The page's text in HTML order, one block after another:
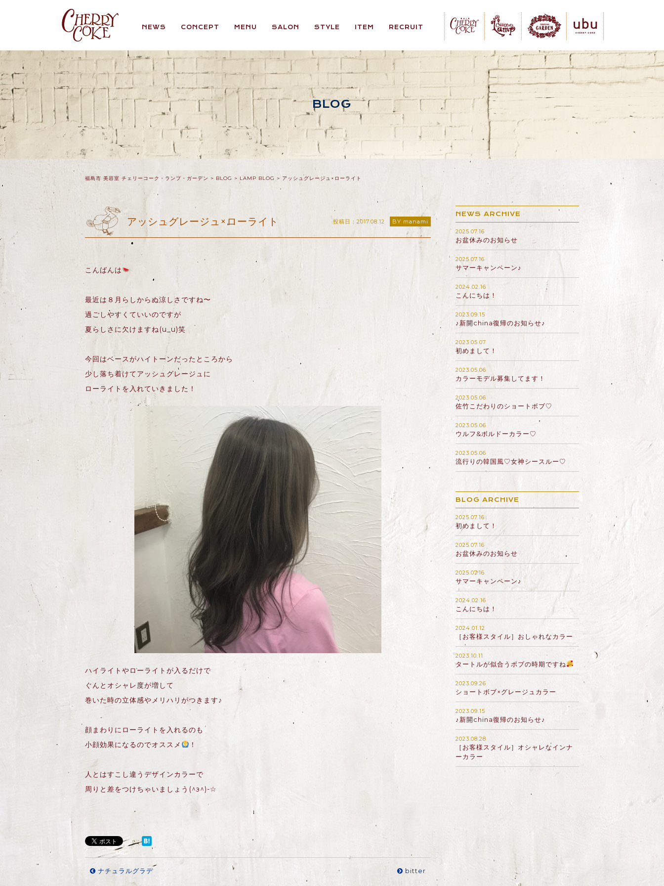
NEWS CONCEPT MENU SALON STYLE ITEM RECRUIT
BLOG
福島市 美容室 チェリーコーク・ランプ・ガーデン > BLOG > LAMP BLOG > アッシュグレージュ×ローライト
アッシュグレージュ×ローライト 投稿日：2017.08.12 BY manami
こんばんは
最近は８月らしからぬ涼しさですね〜
過ごしやすくていいのですが
夏らしさに欠けますね(u_u)笑
今回はベースがハイトーンだったところから
少し落ち着けてアッシュグレージュに
ローライトを入れていきました！
ハイライトやローライトが入るだけで
ぐんとオシャレ度が増して
巻いた時の立体感やメリハリがつきます♪
顔まわりにローライトを入れるのも
小顔効果になるのでオススメ
！
人とはすこし違うデザインカラーで
周りと差をつけちゃいましょう(^з^)-☆
ナチュラルグラデ bitter
NEWS ARCHIVE
2025.07.16
お盆休みのお知らせ
2025.07.16
サマーキャンペーン♪
2024.02.16
こんにちは！
2023.09.15
♪新開china復帰のお知らせ♪
2023.05.07
初めまして！
2023.05.06
カラーモデル募集してます！
2023.05.06
佐竹こだわりのショートボブ♡
2023.05.06
ウルフ&ボルドーカラー♡
2023.05.06
流行りの韓国風♡女神シースルー♡
BLOG ARCHIVE
2025.07.16
初めまして！
2025.07.16
お盆休みのお知らせ
2025.07.16
サマーキャンペーン♪
2024.02.16
こんにちは！
2024.01.12
［お客様スタイル］おしゃれなカラー
2023.10.11
タートルが似合うボブの時期ですね
2023.09.26
ショートボブ×グレージュカラー
2023.09.15
♪新開china復帰のお知らせ♪
2023.08.28
［お客様スタイル］オシャレなインナ
ーカラー